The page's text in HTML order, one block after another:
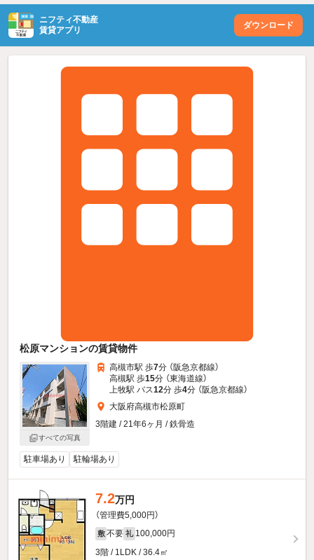
ニフティ不動産
賃貸アプリ
ダウンロード
松原マンションの賃貸物件
すべての写真
高槻市駅 歩7分 （阪急京都線）
高槻駅 歩15分 （東海道線）
上牧駅 バス12分 歩4分 （阪急京都線）
大阪府高槻市松原町
3階建 / 21年6ヶ月 / 鉄骨造
駐車場あり 駐輪場あり
7.2万円
（管理費5,000円）
敷 不要 礼 100,000円
3階 / 1LDK / 36.4㎡